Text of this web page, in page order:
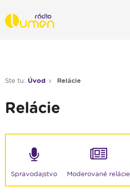
Ste tu: Úvod Relácie
Relácie
Spravodajstvo Moderované relácie